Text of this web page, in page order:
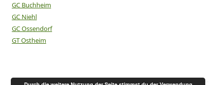
GC Buchheim
GC Niehl
GC Ossendorf
GT Ostheim